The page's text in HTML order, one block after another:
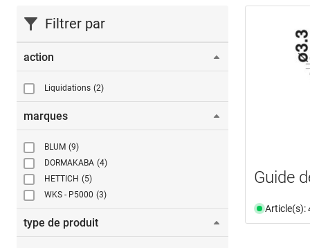
Filtrer par
action
Liquidations (2)
marques
BLUM (9)
DORMAKABA (4)
HETTICH (5)
WKS - P5000 (3)
type de produit
Guide
Article(s):